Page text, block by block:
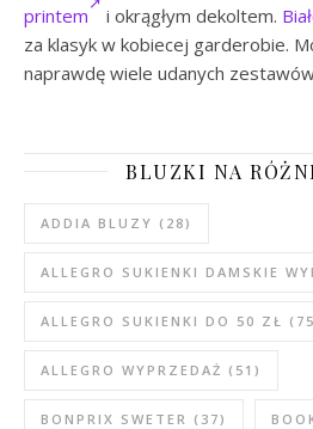
printem
i okrągłym dekoltem.
za klasyk w kobiecej garderobie.
naprawdę wiele udanych
BLUZKI NA
ADDIA BLUZY (28)
ALLEGRO SUKIENKI DAMSKIE
ALLEGRO SUKIENKI DO 50 ZŁ
ALLEGRO WYPRZEDAŻ (51)
BONPRIX SWETER (37)